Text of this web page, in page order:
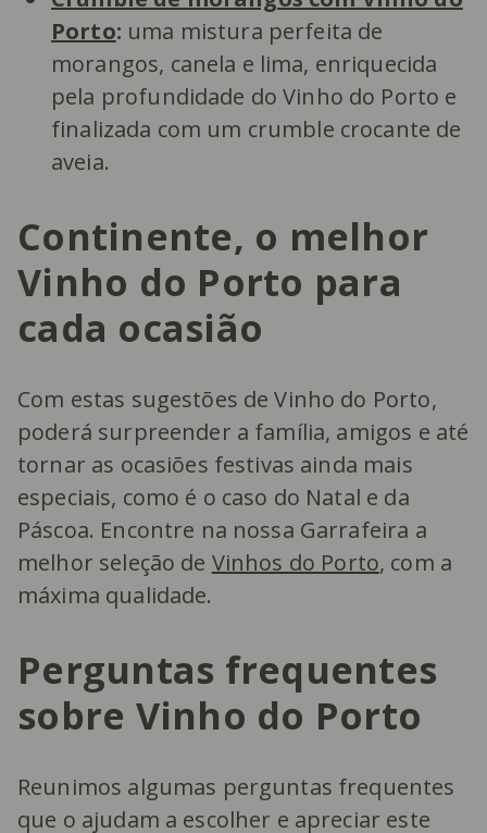
Porto: uma mistura perfeita de
morangos, canela e lima, enriquecida
pela profundidade do Vinho do Porto e
finalizada com um crumble crocante de
aveia.
Continente, o melhor
Vinho do Porto para
cada ocasião
Com estas sugestões de Vinho do Porto,
poderá surpreender a família, amigos e até
tornar as ocasiões festivas ainda mais
especiais, como é o caso do Natal e da
Páscoa. Encontre na nossa Garrafeira a
melhor seleção de Vinhos do Porto, com a
máxima qualidade.
Perguntas frequentes
sobre Vinho do Porto
Reunimos algumas perguntas frequentes
que o ajudam a escolher e apreciar este